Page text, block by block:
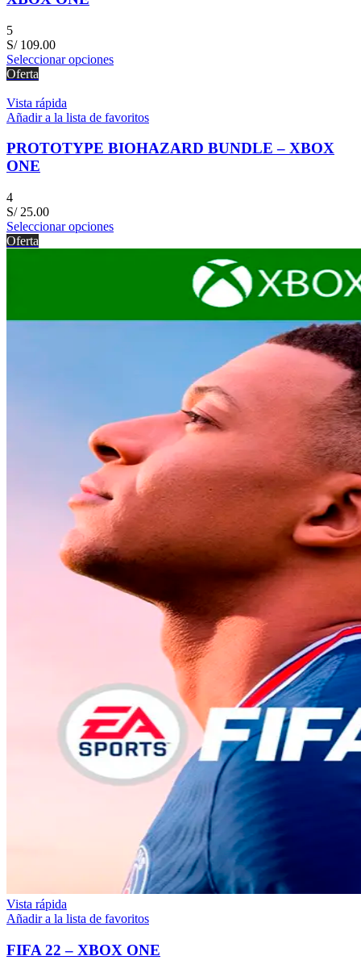
5
S/109.00
Seleccionar opciones
Oferta
Vista rápida
Añadir a la lista de favoritos
PROTOTYPE BIOHAZARD BUNDLE – XBOX
ONE
4
S/25.00
Seleccionar opciones
Oferta
Vista rápida
Añadir a la lista de favoritos
FIFA 22 – XBOX ONE